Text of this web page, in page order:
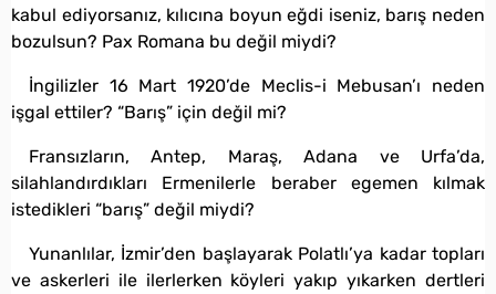
kabul ediyorsanız, kılıcına boyun eğdi iseniz, barış neden
bozulsun? Pax Romana bu değil miydi?
İngilizler 16 Mart 1920’de Meclis-i Mebusan’ı neden
işgal ettiler? “Barış” için değil mi?
Fransızların, Antep, Maraş, Adana ve Urfa’da,
silahlandırdıkları Ermenilerle beraber egemen kılmak
istedikleri “barış” değil miydi?
Yunanlılar, İzmir’den başlayarak Polatlı’ya kadar topları
ve askerleri ile ilerlerken köyleri yakıp yıkarken dertleri